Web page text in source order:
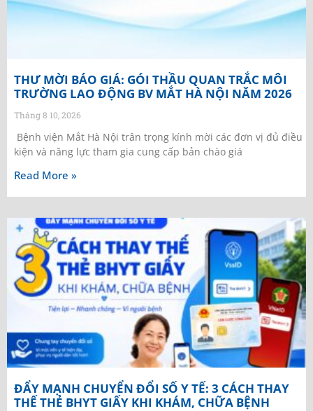
THƯ MỜI BÁO GIÁ: GÓI THẦU QUAN TRẮC MÔI
TRƯỜNG LAO ĐỘNG BV MẮT HÀ NỘI NĂM 2026
Tháng 8 10, 2026
Bệnh viện Mắt Hà Nội trân trọng kính mời các đơn vị đủ điều
kiện và năng lực tham gia cung cấp bản chào giá
Read More »
ĐẨY MẠNH CHUYỂN ĐỔI SỐ Y TẾ: 3 CÁCH THAY
THẾ THẺ BHYT GIẤY KHI KHÁM, CHỮA BỆNH